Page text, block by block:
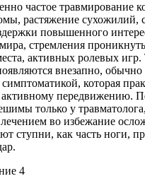
частое травмирование
растяжение сухожилий,
повышенного
стремления
активных ролевых игр.
внезапно,
которая
активному передвижению.
только у
во избежание
ступни, как часть ноги,